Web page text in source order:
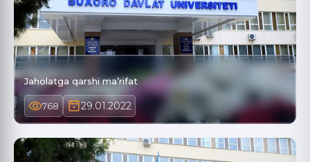
Jaholatga qarshi ma’rifat
768 29.01.2022